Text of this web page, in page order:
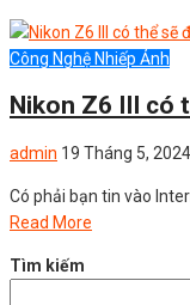
Công Nghệ Nhiếp Ảnh
Nikon Z6 III có
admin 19 Tháng 5, 2024
Có phải bạn tin vào
Read More
Tìm kiếm